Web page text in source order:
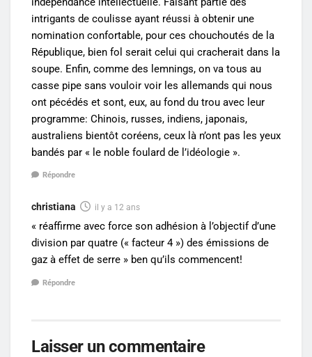
intrigants de coulisse ayant réussi à obtenir une
nomination confortable, pour ces chouchoutés de la
République, bien fol serait celui qui cracherait dans la
soupe. Enfin, comme des lemnings, on va tous au
casse pipe sans vouloir voir les allemands qui nous
ont pécédés et sont, eux, au fond du trou avec leur
programme: Chinois, russes, indiens, japonais,
australiens bientôt coréens, ceux là n’ont pas les yeux
bandés par « le noble foulard de l’idéologie ».
Répondre
christiana il y a 12 ans
« réaffirme avec force son adhésion à l’objectif d’une
division par quatre (« facteur 4 ») des émissions de
gaz à effet de serre » ben qu’ils commencent!
Répondre
Laisser un commentaire